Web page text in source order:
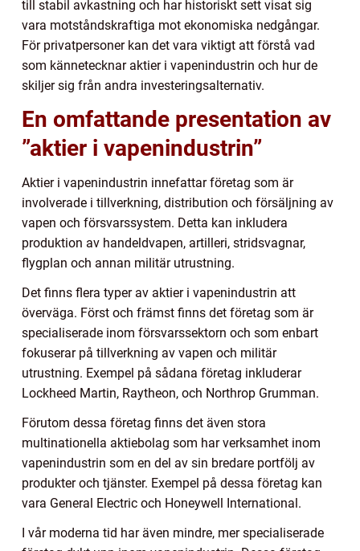
till stabil avkastning och har historiskt sett visat sig
vara motståndskraftiga mot ekonomiska nedgångar.
För privatpersoner kan det vara viktigt att förstå vad
som kännetecknar aktier i vapenindustrin och hur de
skiljer sig från andra investeringsalternativ.
En omfattande presentation av
”aktier i vapenindustrin”
Aktier i vapenindustrin innefattar företag som är
involverade i tillverkning, distribution och försäljning av
vapen och försvarssystem. Detta kan inkludera
produktion av handeldvapen, artilleri, stridsvagnar,
flygplan och annan militär utrustning.
Det finns flera typer av aktier i vapenindustrin att
överväga. Först och främst finns det företag som är
specialiserade inom försvarssektorn och som enbart
fokuserar på tillverkning av vapen och militär
utrustning. Exempel på sådana företag inkluderar
Lockheed Martin, Raytheon, och Northrop Grumman.
Förutom dessa företag finns det även stora
multinationella aktiebolag som har verksamhet inom
vapenindustrin som en del av sin bredare portfölj av
produkter och tjänster. Exempel på dessa företag kan
vara General Electric och Honeywell International.
I vår moderna tid har även mindre, mer specialiserade